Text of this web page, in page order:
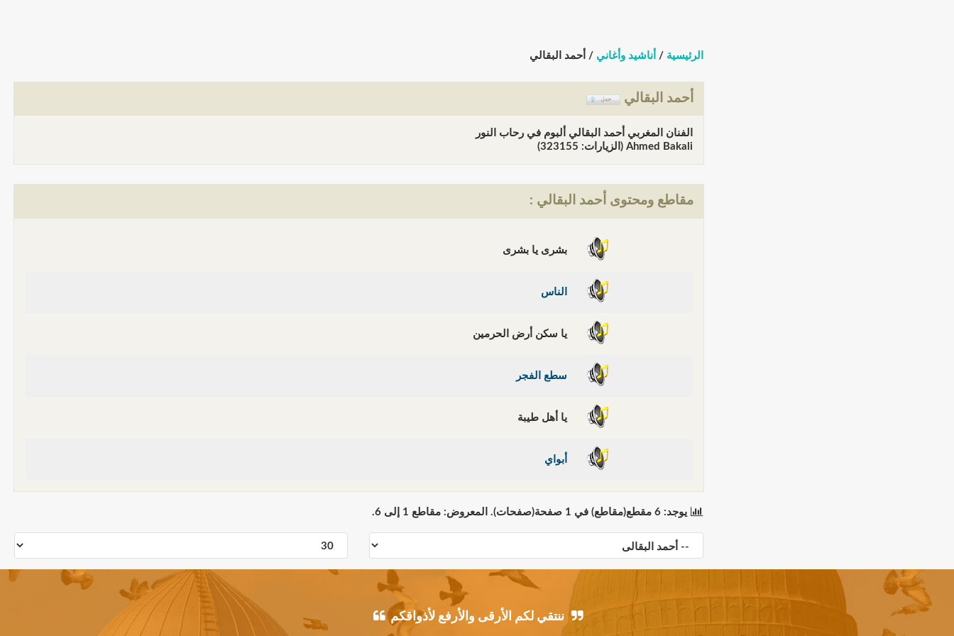
الرئيسية / أناشيد وأغاني / أحمد البقالي
أحمد البقالي
الفنان المغربي أحمد البقالي ألبوم في رحاب النور
Ahmed Bakali (الزيارات: 323155)
مقاطع ومحتوى أحمد البقالي :
بشرى يا بشرى
الناس
يا سكن أرض الحرمين
سطع الفجر
يا أهل طيبة
أبواي
يوجد: 6 مقطع(مقاطع) في 1 صفحة(صفحات). المعروض: مقاطع 1 إلى 6.
ننتقي لكم الأرقى والأرفع لأذواقكم